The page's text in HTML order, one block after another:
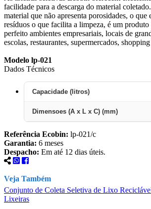
facilidade para a descarga do material
material que não apresenta porosidades, o que
resíduos o que facilita a limpeza, é um produto
perfeito ambientes empresariais, locais de
escolas, restaurantes, supermercados,
Modelo lp-021
Dados Técnicos
Capacidade (litros)
Dimensoes (A x L x C) (mm)
Referência Ecobin: lp-021/c
Garantia: 6 meses
Despacho: Em até 12 dias úteis.
Veja Também
Conjunto de Coleta Seletiva de Lixo
Lixeiras